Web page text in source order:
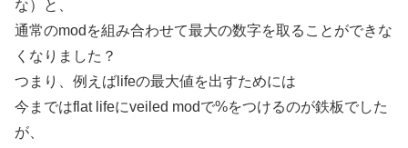
な）と、
通常のmodを組み合わせて最大の数字を取ることができな
くなりました？
つまり、例えばlifeの最大値を出すためには
今まではflat lifeにveiled modで%をつけるのが鉄板でした
が、